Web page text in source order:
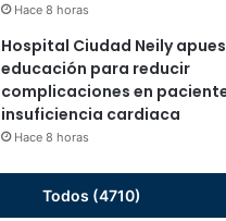
Hace 8 horas
Hospital Ciudad Neily
educación para reducir
complicaciones en
insuficiencia cardiaca
Hace 8 horas
Todos (4710)